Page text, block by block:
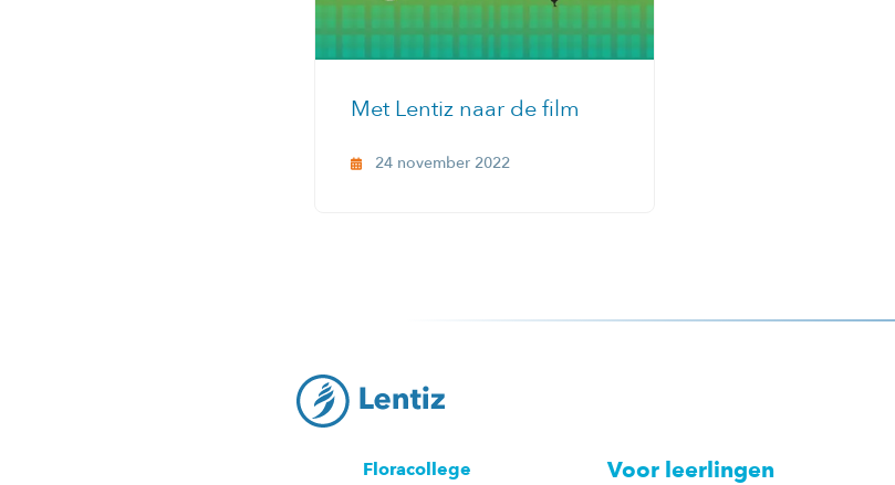
Met Lentiz naar de film
24 november 2022
Floracollege Voor leerlingen